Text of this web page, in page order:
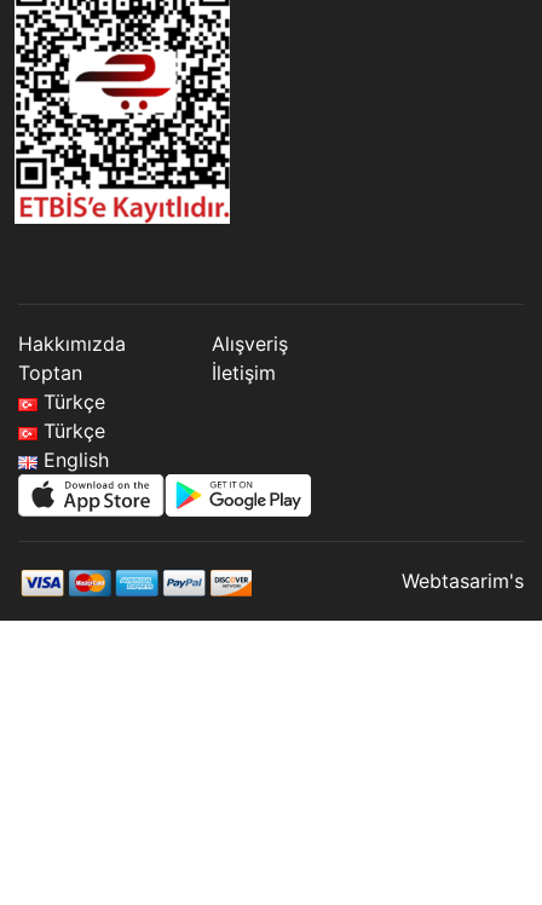
Hakkımızda
Alışveriş
Toptan
İletişim
Türkçe
Türkçe
English
Webtasarim's